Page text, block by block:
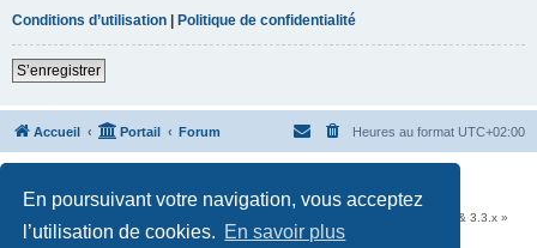
En poursuivant votre navigation, vous acceptez
l’utilisation de cookies. En savoir plus
Conditions d’utilisation
Politique de confidentialité
S’enregistrer
Accueil Portail Forum Heures au format UTC+02:00
Traduit parphpBB-fr.com
: « Traductions d'extensions & styles pour phpBB 3.2.x & 3.3.x »
Forum hébergé par les services d’Infomaniak Network SA